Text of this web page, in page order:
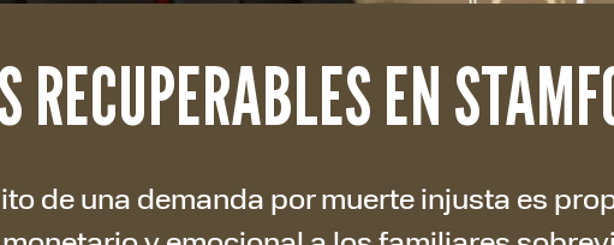
RECUPERABLES EN
de una demanda por muerte injusta es